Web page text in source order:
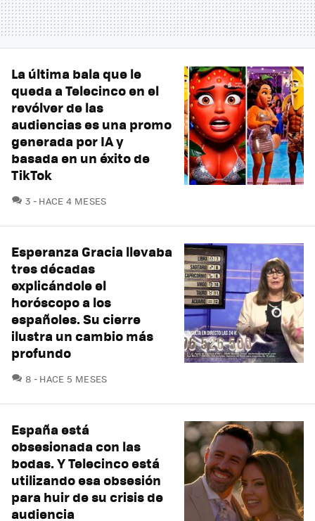
La última bala que le
queda a Telecinco en el
revólver de las
audiencias es una promo
generada por IA y
basada en un éxito de
TikTok
3 COMENTARIOS
HACE 4 MESES
Esperanza Gracia llevaba
tres décadas
explicándole el
horóscopo a los
españoles. Su cierre
ilustra un cambio más
profundo
8 COMENTARIOS
HACE 5 MESES
España está
obsesionada con las
bodas. Y Telecinco está
utilizando esa obsesión
para huir de su crisis de
audiencia